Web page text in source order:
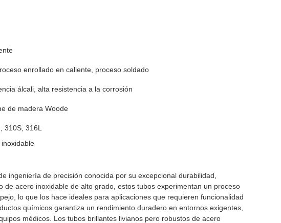
enrollado en caliente, proceso soldado
álcali, alta resistencia a la corrosión
de madera Woode
310S, 316L
ingeniería de precisión conocida por su excepcional durabilidad,
acero inoxidable de alto grado, estos tubos experimentan un proceso
lo que los hace ideales para aplicaciones que requieren funcionalidad
químicos garantiza un rendimiento duradero en entornos exigentes,
médicos. Los tubos brillantes livianos pero robustos de acero